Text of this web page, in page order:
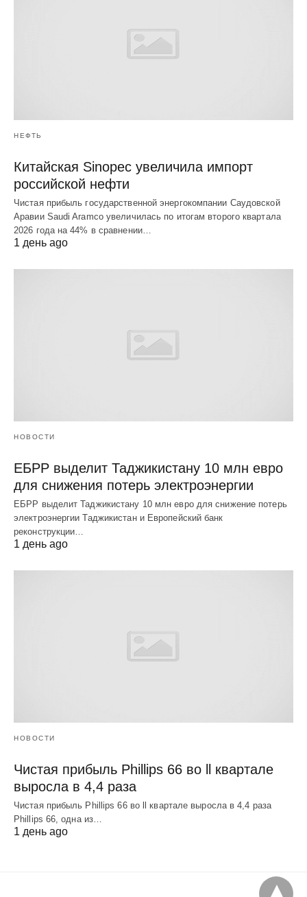
НЕФТЬ
Китайская Sinopec увеличила импорт
российской нефти
Чистая прибыль государственной энергокомпании Саудовской
Аравии Saudi Aramco увеличилась по итогам второго квартала
2026 года на 44% в сравнении…
1 день ago
НОВОСТИ
ЕБРР выделит Таджикистану 10 млн евро
для снижения потерь электроэнергии
ЕБРР выделит Таджикистану 10 млн евро для снижение потерь
электроэнергии Таджикистан и Европейский банк
реконструкции…
1 день ago
НОВОСТИ
Чистая прибыль Phillips 66 во ll квартале
выросла в 4,4 раза
Чистая прибыль Phillips 66 во ll квартале выросла в 4,4 раза
Phillips 66, одна из…
1 день ago